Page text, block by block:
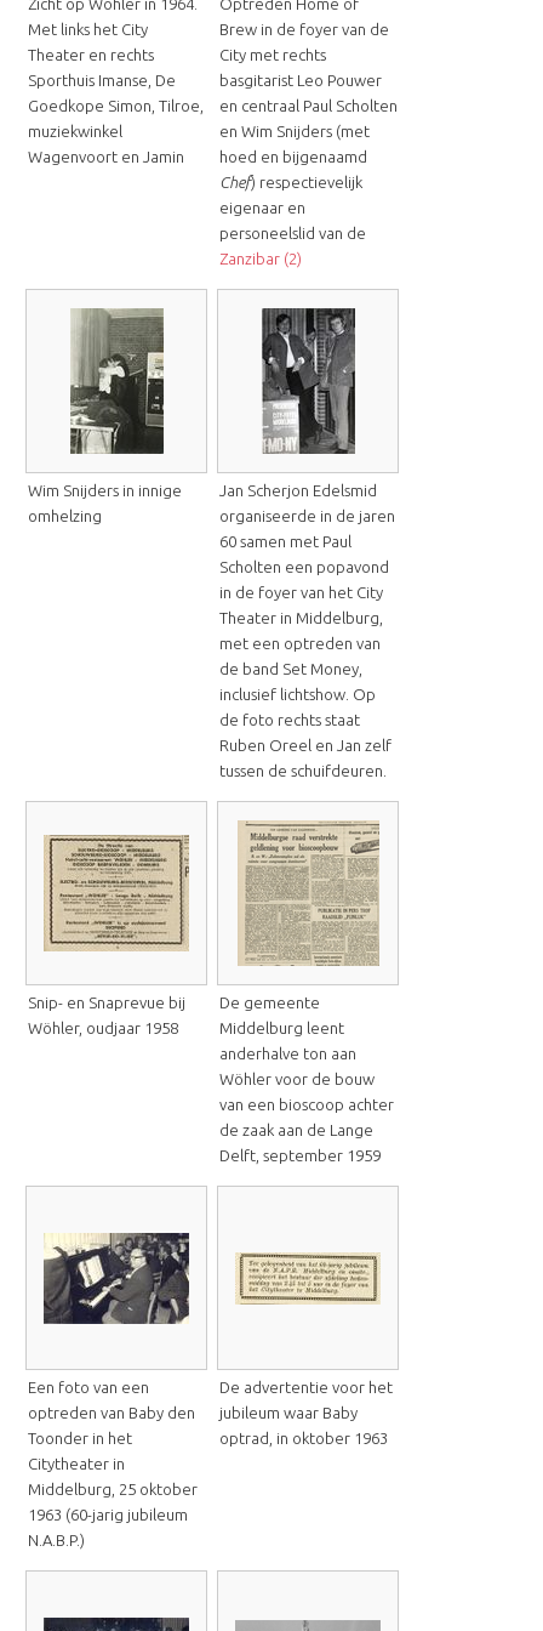
Zicht op Wöhler in 1964.
Met links het City
Theater en rechts
Sporthuis Imanse, De
Goedkope Simon, Tilroe,
muziekwinkel
Wagenvoort en Jamin
Optreden Home of
Brew in de foyer van de
City met rechts
basgitarist Leo Pouwer
en centraal Paul Scholten
en Wim Snijders (met
hoed en bijgenaamd
Chef) respectievelijk
eigenaar en
personeelslid van de
Zanzibar (2)
Wim Snijders in innige
omhelzing
Jan Scherjon Edelsmid
organiseerde in de jaren
60 samen met Paul
Scholten een popavond
in de foyer van het City
Theater in Middelburg,
met een optreden van
de band Set Money,
inclusief lichtshow. Op
de foto rechts staat
Ruben Oreel en Jan zelf
tussen de schuifdeuren.
Snip- en Snaprevue bij
Wöhler, oudjaar 1958
De gemeente
Middelburg leent
anderhalve ton aan
Wöhler voor de bouw
van een bioscoop achter
de zaak aan de Lange
Delft, september 1959
Een foto van een
optreden van Baby den
Toonder in het
Citytheater in
Middelburg, 25 oktober
1963 (60-jarig jubileum
N.A.B.P.)
De advertentie voor het
jubileum waar Baby
optrad, in oktober 1963